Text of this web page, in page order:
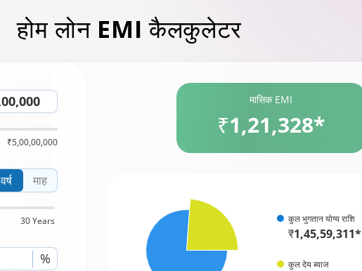
होम लोन EMI कैलकुलेटर
₹5,00,00,000
वर्ष माह
30 Years
%
मासिक EMI
₹1,21,328*
कुल भुगतान योग्य राशि
₹1,45,59,311*
कुल देय ब्याज